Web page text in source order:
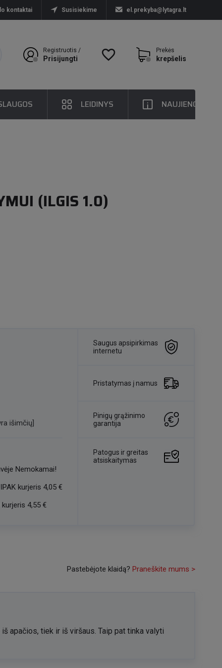
kontaktai Susisiekime el.prekyba@lytagra.lt
Prekės
krepšelis
favorite_border
Registruotis /
Prisijungti
LEIDINYS NAUJIENOS
(ILGIS 1.0)
išimčių]
Nemokamai!
kurjeris 4,05 €
kurjeris 4,55 €
Saugus apsipirkimas
internetu
Pristatymas į namus
Pinigų grąžinimo
garantija
Patogus ir greitas
atsiskaitymas
Pastebėjote klaidą? Praneškite mums >
apačios, tiek ir iš viršaus. Taip pat tinka valyti